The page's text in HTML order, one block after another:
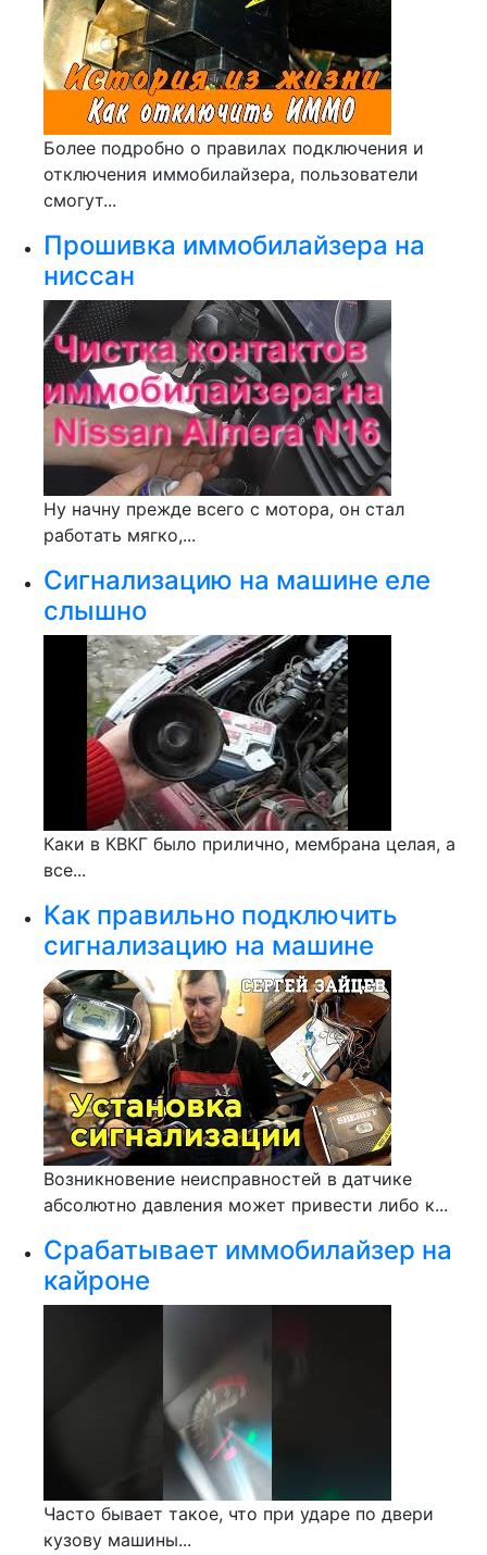
Более подробно о правилах подключения и
отключения иммобилайзера, пользователи
смогут...
Прошивка иммобилайзера на
ниссан
Ну начну прежде всего с мотора, он стал
работать мягко,...
Сигнализацию на машине еле
слышно
Каки в КВКГ было прилично, мембрана целая, а
все...
Как правильно подключить
сигнализацию на машине
Возникновение неисправностей в датчике
абсолютно давления может привести либо к...
Срабатывает иммобилайзер на
кайроне
Часто бывает такое, что при ударе по двери
кузову машины...